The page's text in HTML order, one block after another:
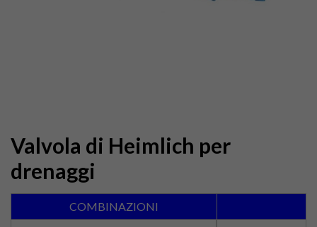
Valvola di Heimlich per
drenaggi
COMBINAZIONI